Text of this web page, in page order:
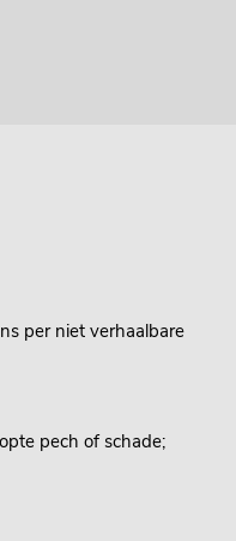
per niet verhaalbare
pech of schade;